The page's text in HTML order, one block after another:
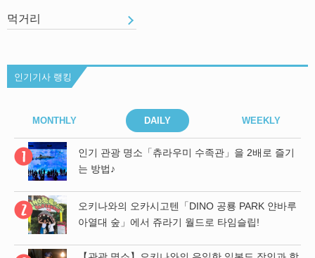
먹거리
인기기사 랭킹
MONTHLY DAILY WEEKLY
인기 관광 명소「츄라우미 수족관」을 2배로 즐기
는 방법♪
오키나와의 오카시고텐「DINO 공룡 PARK 얀바루
아열대 숲」에서 쥬라기 월드로 타임슬립!